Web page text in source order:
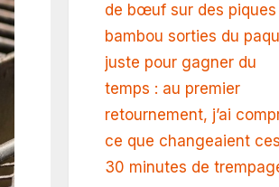
de bœuf sur des piques
bambou sorties du
juste pour gagner du
temps : au premier
retournement, j’ai
ce que changeaient ces
30 minutes de